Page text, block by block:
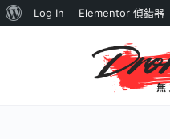
Log In Elementor 偵錯器